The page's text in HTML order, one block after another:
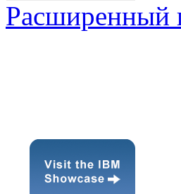
Расширенный